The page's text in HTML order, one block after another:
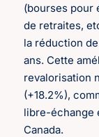
(bourses pour
de retraites,
la réduction
ans. Cette
revalorisation
(+18.2%),
libre-échange
Canada.